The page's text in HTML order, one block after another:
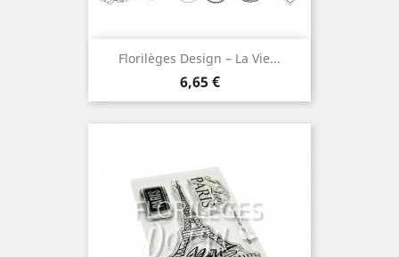
Florilèges Design – La Vie...
Prix
6,65 €